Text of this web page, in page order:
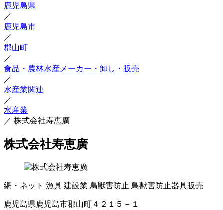
鹿児島県
／
鹿児島市
／
郡山町
／
食品・農林水産メーカー・卸し・販売
／
水産業関連
／
水産業
／ 株式会社寿恵廣
株式会社寿恵廣
網・ネット 漁具 建設業 鳥獣害防止 鳥獣害防止器具販売
鹿児島県鹿児島市郡山町４２１５－１